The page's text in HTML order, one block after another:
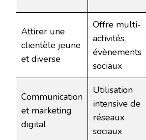
Attirer une
clientèle jeune
et diverse
Offre multi-
activités,
évènements
sociaux
Communication
et marketing
digital
Utilisation
intensive de
réseaux
sociaux